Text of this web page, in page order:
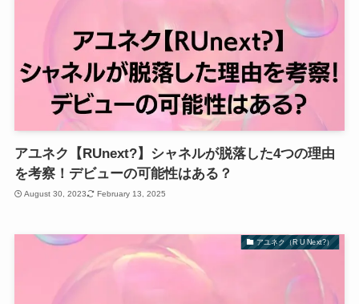
アユネク【RUnext?】シャネルが脱落した4つの理由
を考察！デビューの可能性はある？
August 30, 2023 February 13, 2025
アユネク（R U Next?）